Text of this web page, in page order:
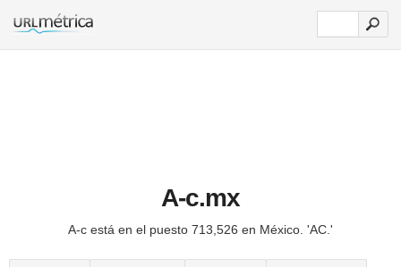
A-c.mx
A-c está en el puesto 713,526 en México. 'AC.'